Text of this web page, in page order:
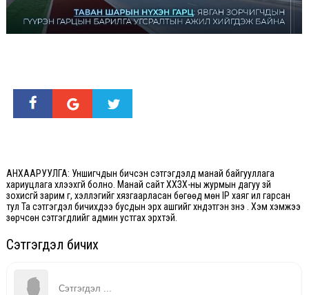
АНХААРУУЛГА: Уншигчдын бичсэн сэтгэгдэлд манай байгууллага
хариуцлага хүлээхгүй болно. Манай сайт ХХЗХ-ны журмын дагуу зүй
зохисгүй зарим үг, хэллэгийг хязгаарласан бөгөөд мөн IP хаяг ил гарсан
тул Та сэтгэгдэл бичихдээ бусдын эрх ашгийг хүндэтгэн үзнэ үү. Хэм хэмжээ
зөрчсөн сэтгэгдлийг админ устгах эрхтэй.
Сэтгэгдэл бичих